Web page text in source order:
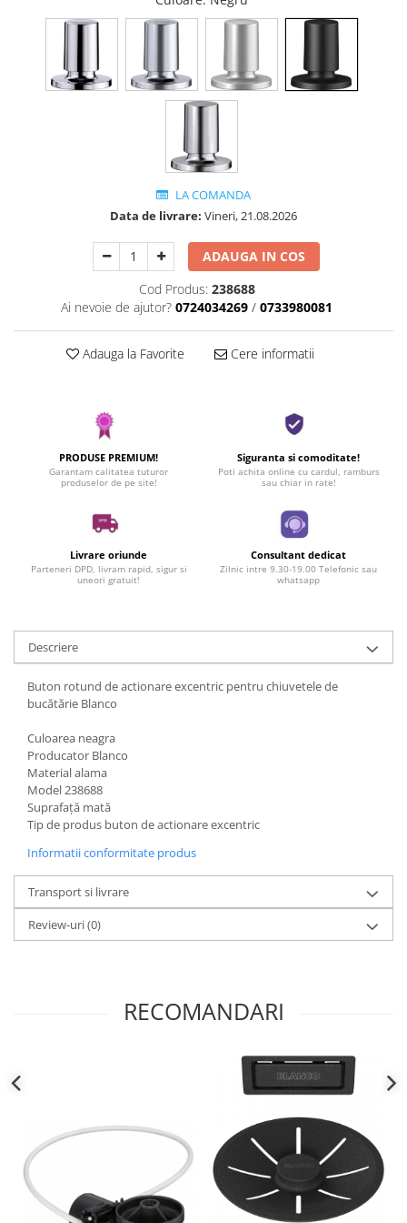
LA COMANDA
Data de livrare: Vineri, 21.08.2026
ADAUGA IN COS
Cod Produs: 238688
Ai nevoie de ajutor? 0724034269 / 0733980081
Adauga la Favorite Cere informatii
PRODUSE PREMIUM!
Garantam calitatea tuturor
produselor de pe site!
Siguranta si comoditate!
Poti achita online cu cardul, ramburs
sau chiar in rate!
Livrare oriunde
Parteneri DPD, livram rapid, sigur si
uneori gratuit!
Consultant dedicat
Zilnic intre 9.30-19.00 Telefonic sau
whatsapp
Descriere
Buton rotund de actionare excentric pentru chiuvetele de
bucătărie Blanco
Culoarea neagra
Producator Blanco
Material alama
Model 238688
Suprafață mată
Tip de produs buton de actionare excentric
Informatii conformitate produs
Transport si livrare
Review-uri(0)
RECOMANDARI